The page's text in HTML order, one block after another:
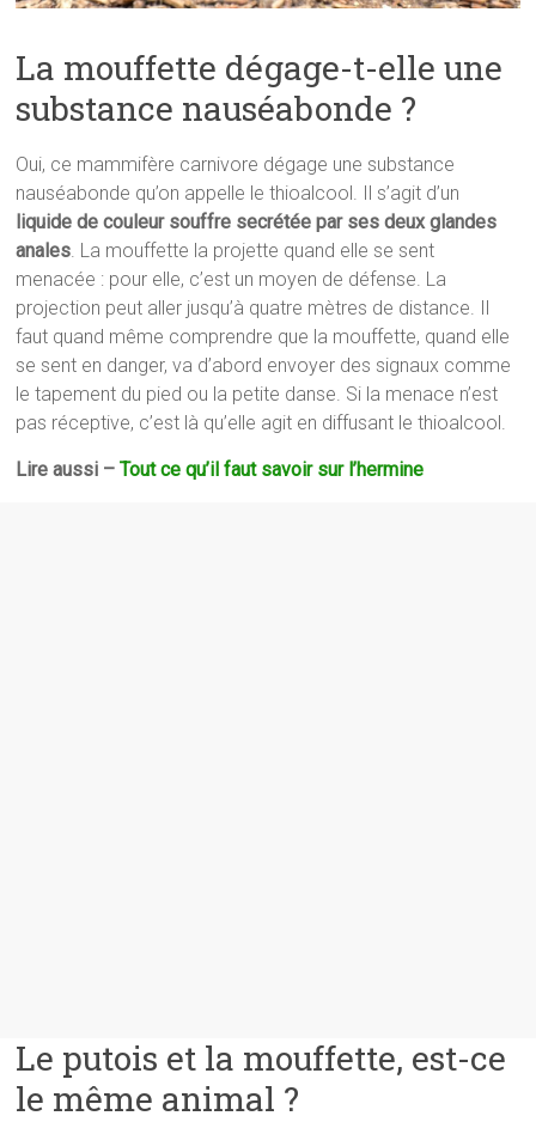
La mouffette dégage-t-elle une
substance nauséabonde ?
Oui, ce mammifère carnivore dégage une substance
nauséabonde qu’on appelle le thioalcool. Il s’agit d’un
liquide de couleur souffre secrétée par ses deux glandes
anales. La mouffette la projette quand elle se sent
menacée : pour elle, c’est un moyen de défense. La
projection peut aller jusqu’à quatre mètres de distance. Il
faut quand même comprendre que la mouffette, quand elle
se sent en danger, va d’abord envoyer des signaux comme
le tapement du pied ou la petite danse. Si la menace n’est
pas réceptive, c’est là qu’elle agit en diffusant le thioalcool.
Lire aussi –Tout ce qu’il faut savoir sur l’hermine
Le putois et la mouffette, est-ce
le même animal ?